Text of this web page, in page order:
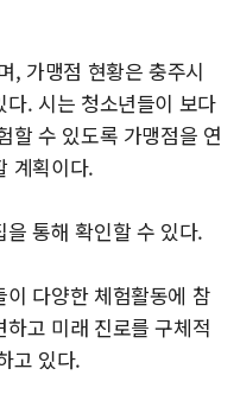
, 가맹점 현황은 충주시
. 시는 청소년들이 보다
할 수 있도록 가맹점을 연
계획이다.
통해 확인할 수 있다.
다양한 체험활동에 참
고 미래 진로를 구체적
고 있다.